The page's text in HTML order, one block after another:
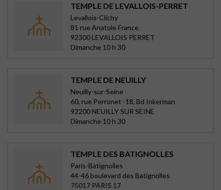
TEMPLE DE LEVALLOIS-PERRET
Levallois-Clichy
81 rue Anatole France
92300 LEVALLOIS PERRET
Dimanche 10 h 30
TEMPLE DE NEUILLY
Neuilly-sur-Seine
60, rue Perronet -18, Bd Inkerman
92200 NEUILLY SUR SEINE
Dimanche 10 h 30
TEMPLE DES BATIGNOLLES
Paris-Batignolles
44-46 boulevard des Batignolles
75017 PARIS 17